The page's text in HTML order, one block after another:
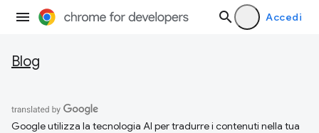
Accedi
Blog
Google utilizza la tecnologia AI per tradurre i contenuti nella tua